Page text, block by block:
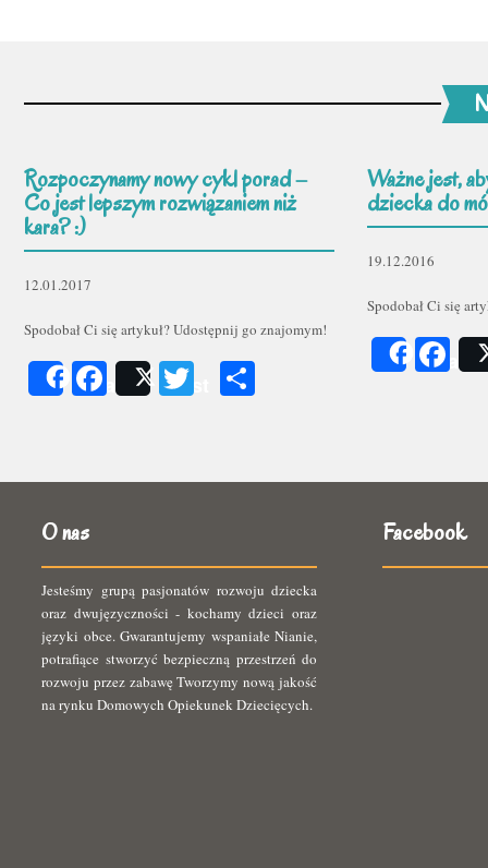
Rozpoczynamy nowy cykl porad –
Co jest lepszym rozwiązaniem niż
kara? :)
12.01.2017
Spodobał Ci się artykuł? Udostępnij go znajomym!
ShareFacebook
Post Twitter
Ważne jest,
dziecka do
19.12.2016
Spodobał Ci się
Share
O nas
Jesteśmy grupą pasjonatów rozwoju dziecka
oraz dwujęzyczności - kochamy dzieci oraz
języki obce. Gwarantujemy wspaniałe Nianie,
potrafiące stworzyć bezpieczną przestrzeń do
rozwoju przez zabawę Tworzymy nową jakość
na rynku Domowych Opiekunek Dziecięcych.
Facebook